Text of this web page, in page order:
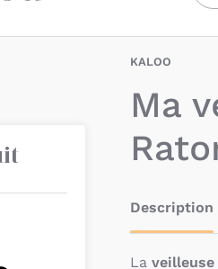
KALOO
Ma
Description
La